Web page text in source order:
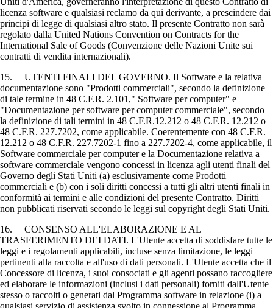
licenza software e qualsiasi reclamo da qui derivante, a prescindere dai
principi di legge di qualsiasi altro stato. Il presente Contratto non sarà
regolato dalla United Nations Convention on Contracts for the
International Sale of Goods (Convenzione delle Nazioni Unite sui
contratti di vendita internazionali).
15. UTENTI FINALI DEL GOVERNO. Il Software e la relativa
documentazione sono "Prodotti commerciali", secondo la definizione
di tale termine in 48 C.F.R. 2.101," Software per computer" e
"Documentazione per software per computer commerciale", secondo
la definizione di tali termini in 48 C.F.R.12.212 o 48 C.F.R. 12.212 o
48 C.F.R. 227.7202, come applicabile. Coerentemente con 48 C.F.R.
12.212 o 48 C.F.R. 227.7202-1 fino a 227.7202-4, come applicabile, il
Software commerciale per computer e la Documentazione relativa a
software commerciale vengono concessi in licenza agli utenti finali del
Governo degli Stati Uniti (a) esclusivamente come Prodotti
commerciali e (b) con i soli diritti concessi a tutti gli altri utenti finali in
conformità ai termini e alle condizioni del presente Contratto. Diritti
non pubblicati riservati secondo le leggi sul copyright degli Stati Uniti.
16. CONSENSO ALL'ELABORAZIONE E AL
TRASFERIMENTO DEI DATI. L'Utente accetta di soddisfare tutte le
leggi e i regolamenti applicabili, incluse senza limitazione, le leggi
pertinenti alla raccolta e all'uso di dati personali. L'Utente accetta che il
Concessore di licenza, i suoi consociati e gli agenti possano raccogliere
ed elaborare le informazioni (inclusi i dati personali) forniti dall'Utente
stesso o raccolti o generati dal Programma software in relazione (i) a